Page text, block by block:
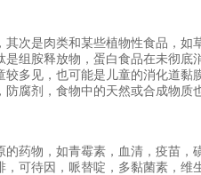
次是肉类和某些植物性食品，如
组胺释放物，蛋白食品在未彻底
多见，也可能是儿童的消化道黏
腐剂，食物中的天然或合成物质
药物，如青霉素，血清，疫苗，
可待因，哌替啶，多黏菌素，维